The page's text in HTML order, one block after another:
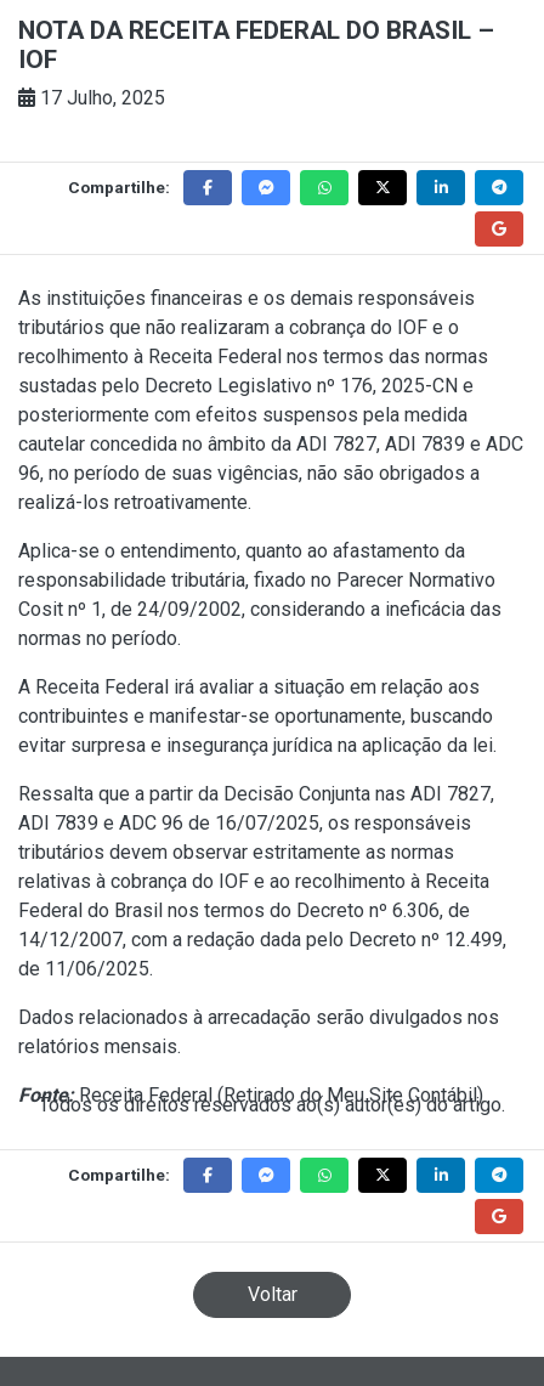
NOTA DA RECEITA FEDERAL DO BRASIL –
IOF
17 Julho, 2025
Compartilhe:
As instituições financeiras e os demais responsáveis
tributários que não realizaram a cobrança do IOF e o
recolhimento à Receita Federal nos termos das normas
sustadas pelo Decreto Legislativo nº 176, 2025-CN e
posteriormente com efeitos suspensos pela medida
cautelar concedida no âmbito da ADI 7827, ADI 7839 e ADC
96, no período de suas vigências, não são obrigados a
realizá-los retroativamente.
Aplica-se o entendimento, quanto ao afastamento da
responsabilidade tributária, fixado no Parecer Normativo
Cosit nº 1, de 24/09/2002, considerando a ineficácia das
normas no período.
A Receita Federal irá avaliar a situação em relação aos
contribuintes e manifestar-se oportunamente, buscando
evitar surpresa e insegurança jurídica na aplicação da lei.
Ressalta que a partir da Decisão Conjunta nas ADI 7827,
ADI 7839 e ADC 96 de 16/07/2025, os responsáveis
tributários devem observar estritamente as normas
relativas à cobrança do IOF e ao recolhimento à Receita
Federal do Brasil nos termos do Decreto nº 6.306, de
14/12/2007, com a redação dada pelo Decreto nº 12.499,
de 11/06/2025.
Dados relacionados à arrecadação serão divulgados nos
relatórios mensais.
Fonte:Receita Federal (Retirado do Meu Site Contábil)
Todos os direitos reservados ao(s) autor(es) do artigo.
Compartilhe:
Voltar